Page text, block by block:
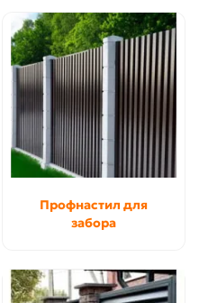
Профнастил для
забора